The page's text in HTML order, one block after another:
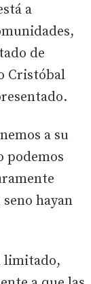
a
de
Cristóbal
a su
podemos
hayan
limitado,